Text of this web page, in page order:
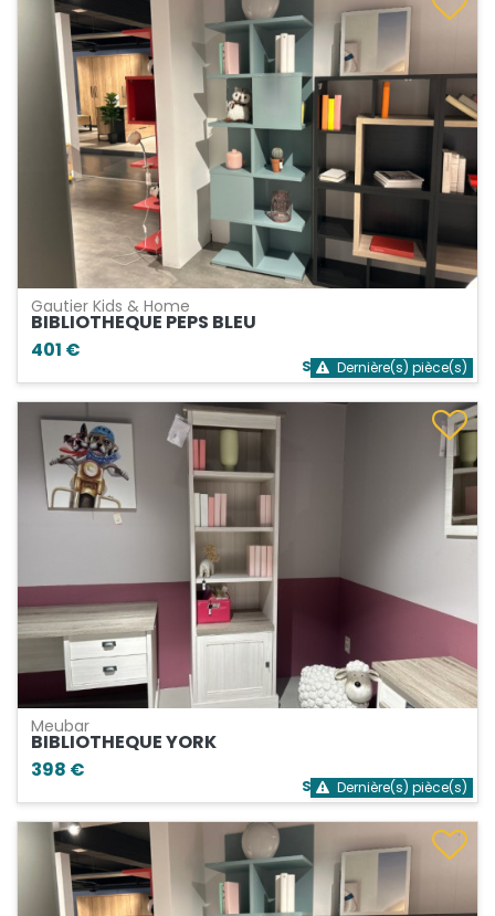
Gautier Kids & Home
BIBLIOTHEQUE PEPS BLEU
401 €
Stock bientôt épuisé
Dernière(s) pièce(s)
Meubar
BIBLIOTHEQUE YORK
398 €
Stock bientôt épuisé
Dernière(s) pièce(s)